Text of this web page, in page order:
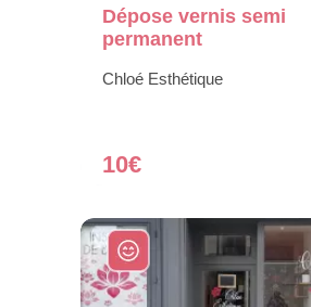
Dépose vernis semi
permanent
Chloé Esthétique
10€